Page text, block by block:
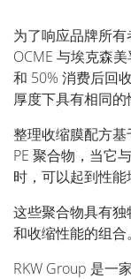
为了响应品牌所有
OCME 与埃克森
和 50% 消费后回
厚度下具有相同的
整理收缩膜配方
PE 聚合物，当它
时，可以起到性能
这些聚合物具有
和收缩性能的组合。
RKW Group 是一